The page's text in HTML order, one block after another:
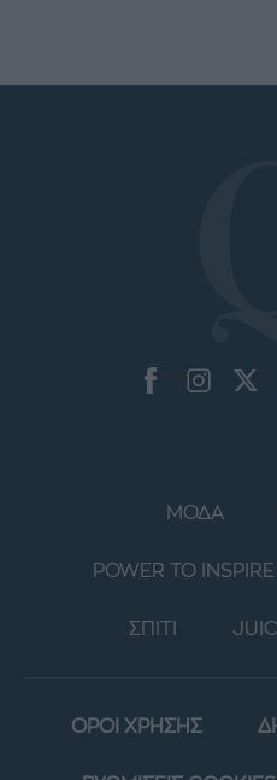
ΜΟΔΑ
POWER TO INSPIRE
ΣΠΙΤΙ
ΟΡΟΙ ΧΡΗΣΗΣ